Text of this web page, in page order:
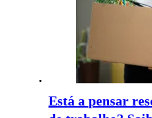
Está a pensar